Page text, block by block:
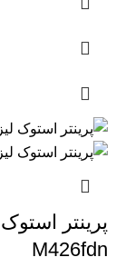
M426fdn